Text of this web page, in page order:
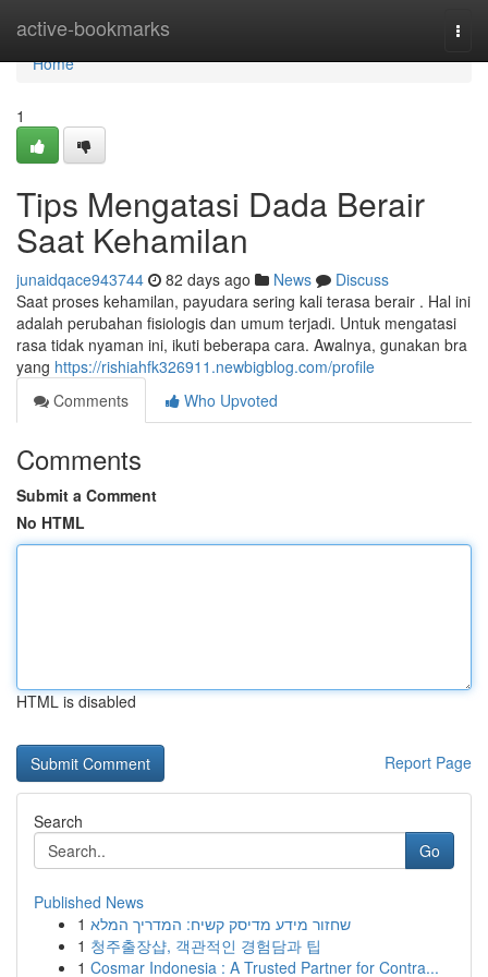
active-bookmarks
Home
Home
1
Tips Mengatasi Dada Berair
Saat Kehamilan
junaidqace943744 82 days ago News
Discuss
Saat proses kehamilan, payudara sering kali terasa berair . Hal ini
adalah perubahan fisiologis dan umum terjadi. Untuk mengatasi
rasa tidak nyaman ini, ikuti beberapa cara. Awalnya, gunakan bra
yang https://rishiahfk326911.newbigblog.com/profile
Comments
Who Upvoted
Comments
Submit a Comment
No HTML
HTML is disabled
Report Page
Search
Go
Published News
1 שחזור מידע מדיסק קשיח: המדריך המלא
1 청주출장샵, 객관적인 경험담과 팁
1 Cosmar Indonesia : A Trusted Partner for Contra...